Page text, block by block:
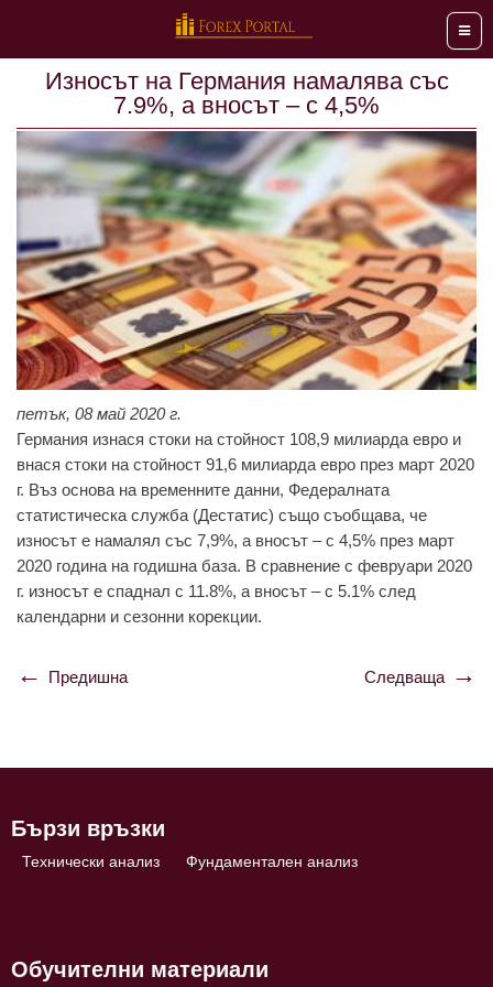
Меню
Износът на Германия намалява със
7.9%, а вносът – с 4,5%
петък, 08 май 2020 г.
Германия изнася стоки на стойност 108,9 милиарда евро и
внася стоки на стойност 91,6 милиарда евро през март 2020
г. Въз основа на временните данни, Федералната
статистическа служба (Дестатис) също съобщава, че
износът е намалял със 7,9%, а вносът – с 4,5% през март
2020 година на годишна база. В сравнение с февруари 2020
г. износът е спаднал с 11.8%, а вносът – с 5.1% след
календарни и сезонни корекции.
Навигация
Предишна Следваща
Бързи връзки
Технически анализ Фундаментален анализ
Обучителни материали